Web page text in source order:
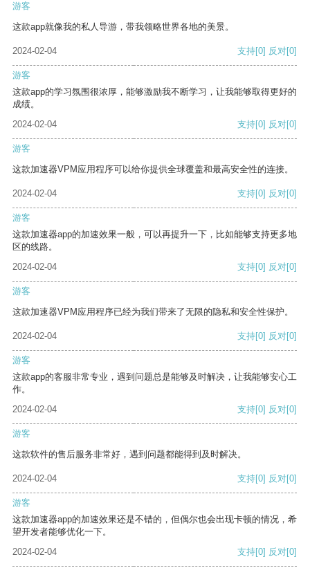
游客
这款app就像我的私人导游，带我领略世界各地的美景。
2024-02-04 支持[0] 反对[0]
游客
这款app的学习氛围很浓厚，能够激励我不断学习，让我能够取得更好的
成绩。
2024-02-04
支持[0] 反对[0]
游客
这款加速器VPM应用程序可以给你提供全球覆盖和最高安全性的连接。
2024-02-04 支持[0] 反对[0]
游客
这款加速器app的加速效果一般，可以再提升一下，比如能够支持更多地
区的线路。
2024-02-04
支持[0] 反对[0]
游客
这款加速器VPM应用程序已经为我们带来了无限的隐私和安全性保护。
2024-02-04 支持[0] 反对[0]
游客
这款app的客服非常专业，遇到问题总是能够及时解决，让我能够安心工
作。
2024-02-04
支持[0] 反对[0]
游客
这款软件的售后服务非常好，遇到问题都能得到及时解决。
2024-02-04 支持[0] 反对[0]
游客
这款加速器app的加速效果还是不错的，但偶尔也会出现卡顿的情况，希
望开发者能够优化一下。
2024-02-04
支持[0] 反对[0]